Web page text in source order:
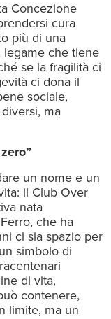
Concezione
cura
più di una
legame che tiene
se la fragilità ci
ci dona il
sociale,
ma
un nome e un
il Club Over
nata
che ha
ci sia spazio per
simbolo di
di vita,
contenere,
limite, ma un